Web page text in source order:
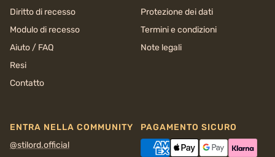
Diritto di recesso
Modulo di recesso
Aiuto / FAQ
Resi
Contatto
Protezione dei dati
Termini e condizioni
Note legali
ENTRA NELLA COMMUNITY
@stilord.official
PAGAMENTO SICURO